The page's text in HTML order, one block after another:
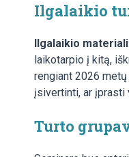
Ilgalaikio
Ilgalaikio
laikotarpio į kitą,
rengiant 2026
įsivertinti, ar įprasti
Turto